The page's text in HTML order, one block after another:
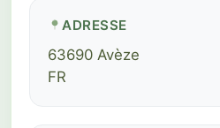
ADRESSE
63690 Avèze
FR